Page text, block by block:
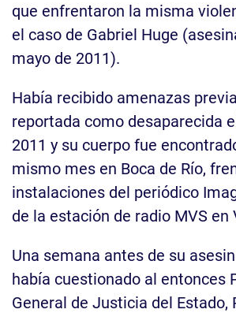
que enfrentaron la misma
el caso de Gabriel Huge
mayo de 2011).
Había recibido amenazas
reportada como desaparecida
2011 y su cuerpo fue
mismo mes en Boca de Río,
instalaciones del periódico
de la estación de radio MVS en
Una semana antes de su
había cuestionado al entonces
General de Justicia del Estado,